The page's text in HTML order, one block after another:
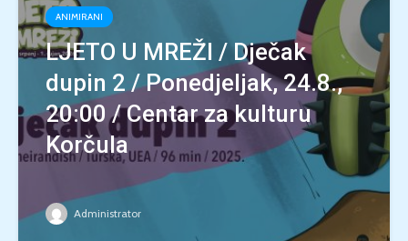
ANIMIRANI
LJETO U MREŽI / Dječak
dupin 2 / Ponedjeljak, 24.8.,
20:00 / Centar za kulturu
Korčula
Administrator